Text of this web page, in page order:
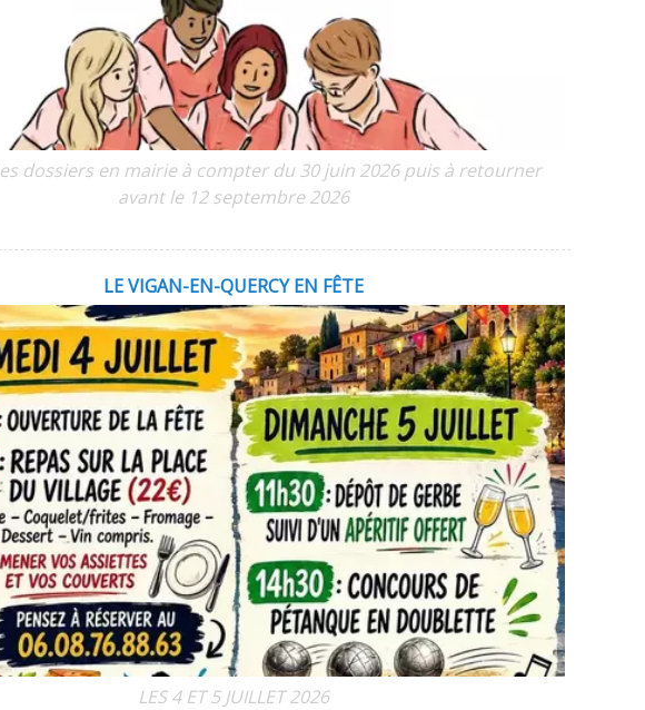
dossiers en mairie à compter du 30 juin 2026 puis à retourner
avant le 12 septembre 2026
LE VIGAN-EN-QUERCY EN FÊTE
LES 4 ET 5 JUILLET 2026